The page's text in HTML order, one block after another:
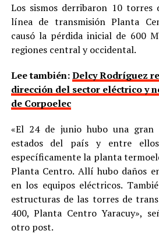
Los sismos derribaron 10
línea de transmisión Planta
causó la pérdida inicial de 600
regiones central y occidental.
Lee también:Delcy Rodríguez
dirección del sector eléctrico y
de Corpoelec
«El 24 de junio hubo una gran
estados del país y entre
específicamente la planta
Planta Centro. Allí hubo daños
en los equipos eléctricos.
estructuras de las torres de
400, Planta Centro Yaracuy»,
otro post.